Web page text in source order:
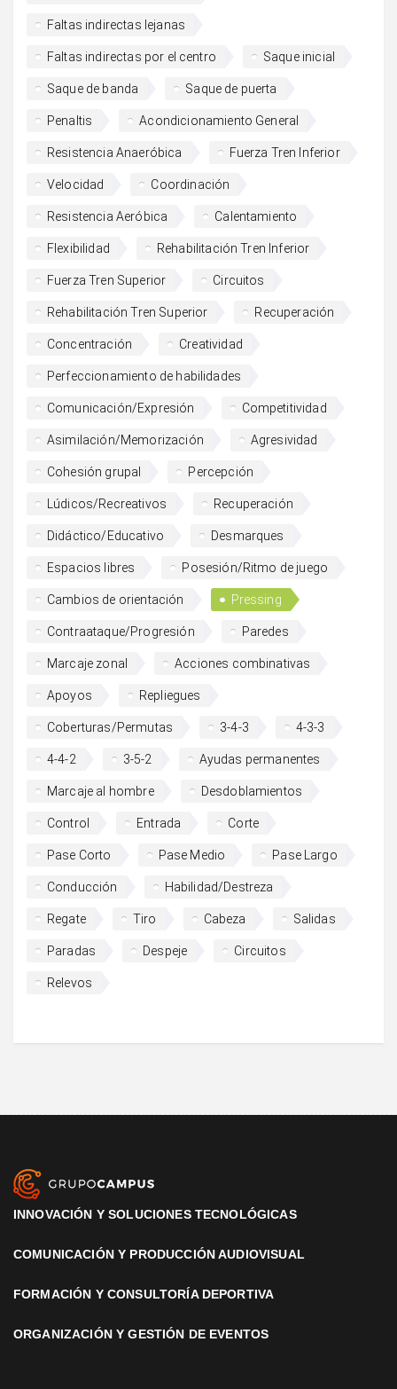
Faltas indirectas lejanas
Faltas indirectas por el centro Saque inicial
Saque de banda Saque de puerta
Penaltis Acondicionamiento General
Resistencia Anaeróbica Fuerza Tren Inferior
Velocidad Coordinación
Resistencia Aeróbica Calentamiento
Flexibilidad Rehabilitación Tren Inferior
Fuerza Tren Superior Circuitos
Rehabilitación Tren Superior Recuperación
Concentración Creatividad
Perfeccionamiento de habilidades
Comunicación/Expresión Competitividad
Asimilación/Memorización Agresividad
Cohesión grupal Percepción
Lúdicos/Recreativos Recuperación
Didáctico/Educativo Desmarques
Espacios libres Posesión/Ritmo de juego
Cambios de orientación Pressing
Contraataque/Progresión Paredes
Marcaje zonal Acciones combinativas
Apoyos Repliegues
Coberturas/Permutas 3-4-3 4-3-3
4-4-2 3-5-2 Ayudas permanentes
Marcaje al hombre Desdoblamientos
Control Entrada Corte
Pase Corto Pase Medio Pase Largo
Conducción Habilidad/Destreza
Regate Tiro Cabeza Salidas
Paradas Despeje Circuitos
Relevos
INNOVACIÓN Y SOLUCIONES TECNOLÓGICAS
COMUNICACIÓN Y PRODUCCIÓN AUDIOVISUAL
FORMACIÓN Y CONSULTORÍA DEPORTIVA
ORGANIZACIÓN Y GESTIÓN DE EVENTOS